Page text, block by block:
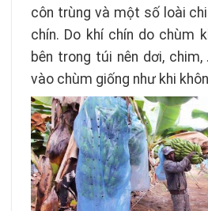
côn trùng và một số loài
chín. Do khí chín do chùm
bên trong túi nên dơi,
vào chùm giống như khi